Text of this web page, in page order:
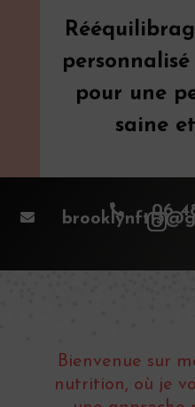
pour une
saine
 06

Bienvenue sur
nutrition, où je